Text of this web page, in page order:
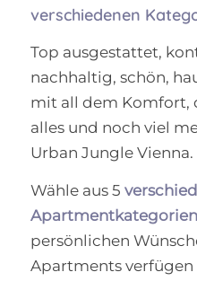
verschiedenen
Top ausgestattet,
nachhaltig, schön,
mit all dem Komfort,
alles und noch viel
Urban Jungle Vienna.
Wähle aus 5
Apartmentkategorien
persönlichen
Apartments